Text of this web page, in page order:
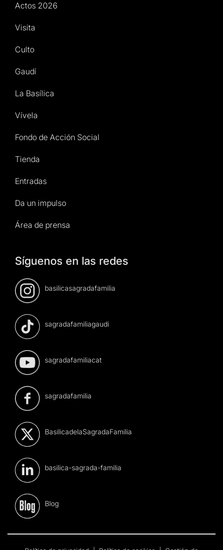
Actos 2026
Visita
Culto
Gaudí
La Basílica
Vívela
Fondo de Acción Social
Tienda
Entradas
Da un impulso
Área de prensa
Síguenos en las redes
basilicasagradafamilia
sagradafamiliagaudi
sagradafamiliacat
sagradafamilia
BasilicadelaSagradaFamilia
basilica-sagrada-familia
Blog